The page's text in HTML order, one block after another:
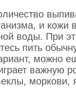
и кожи
воды. При
пить
можно
важную
моркови,